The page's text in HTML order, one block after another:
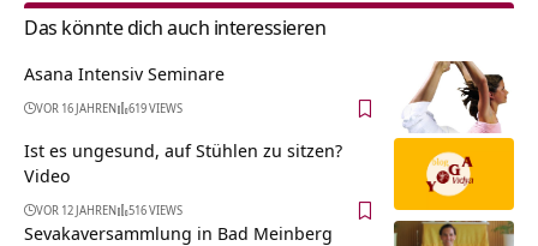
Das könnte dich auch interessieren
Asana Intensiv Seminare
VOR 16 JAHREN 619 VIEWS
Ist es ungesund, auf Stühlen zu sitzen?
Video
VOR 12 JAHREN 516 VIEWS
Sevakaversammlung in Bad Meinberg